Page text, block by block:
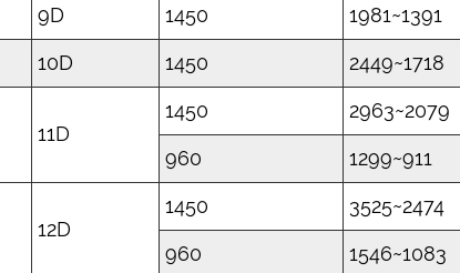
9D 1450 1981~1391
10D 1450 2449~1718
11D
1450 2963~2079
960 1299~911
12D
1450 3525~2474
960 1546~1083